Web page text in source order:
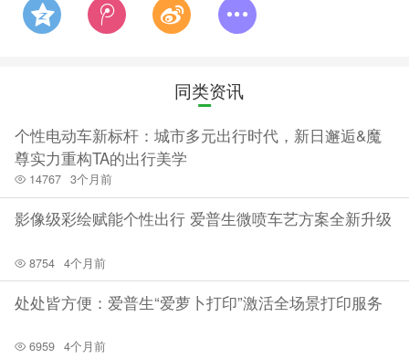
同类资讯
个性电动车新标杆：城市多元出行时代，新日邂逅&魔
尊实力重构TA的出行美学
14767 3个月前
影像级彩绘赋能个性出行 爱普生微喷车艺方案全新升级
8754 4个月前
处处皆方便：爱普生“爱萝卜打印”激活全场景打印服务
6959 4个月前